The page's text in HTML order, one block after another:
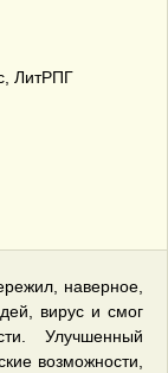
ЛитРПГ
наверное,
вирус и смог
Улучшенный
возможности,